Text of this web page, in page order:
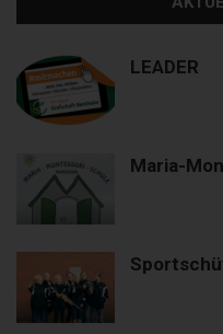
LEADER
Maria-